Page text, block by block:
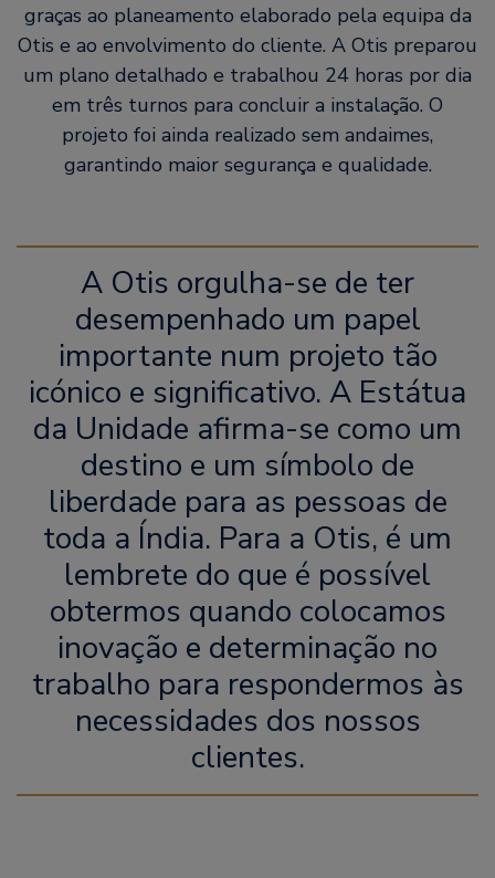
graças ao planeamento elaborado pela equipa da
Otis e ao envolvimento do cliente. A Otis preparou
um plano detalhado e trabalhou 24 horas por dia
em três turnos para concluir a instalação. O
projeto foi ainda realizado sem andaimes,
garantindo maior segurança e qualidade.
A Otis orgulha-se de ter
desempenhado um papel
importante num projeto tão
icónico e significativo. A Estátua
da Unidade afirma-se como um
destino e um símbolo de
liberdade para as pessoas de
toda a Índia. Para a Otis, é um
lembrete do que é possível
obtermos quando colocamos
inovação e determinação no
trabalho para respondermos às
necessidades dos nossos
clientes.